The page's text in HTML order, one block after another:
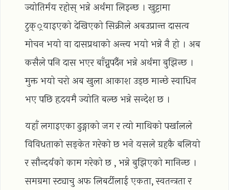
ज्योतिर्मय रहोस् भन्ने अर्थमा लिइन्छ । खुट्टामा
टुक््रयाइएको देखिएको सिक्रीले अबउप्रान्त दासत्व
मोचन भयो वा दासप्रथाको अन्त्य भयो भन्ने नै हो । अब
कसैले पनि दास भएर बाँच्नुपर्दैन भन्ने अर्थमा बुझिन्छ ।
मुक्त भयो चरो अब खुला आकाश उड्छ मान्छे स्वाधिन
भए पछि हृदयमै ज्योति बल्छ भन्ने सन्देश छ ।
यहाँ लगाइएका ढुङ्गाको जग र त्यो माथिको पर्खालले
विविधताको सङ्केत गरेको छ भने यसले ग्रहकै बलियो
र सौन्दर्यको काम गरेको छ , भन्ने बुझिएको मानिन्छ ।
समग्रमा स्ट्याचु अफ लिबर्टीलाई एकता, स्वतन्त्रता र